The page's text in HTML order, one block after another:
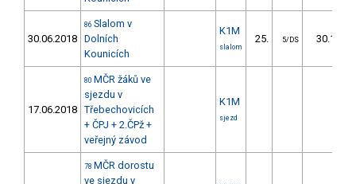
30.06.2018
86 Slalom v
Dolních
Kounicích
K1M
slalom
25. 5/DS 30.10
17.06.2018
80 MČR žáků ve
sjezdu v
Třebechovicích
+ ČPJ + 2.ČPž +
veřejný závod
K1M
sjezd
78 MČR dorostu
ve sjezdu v